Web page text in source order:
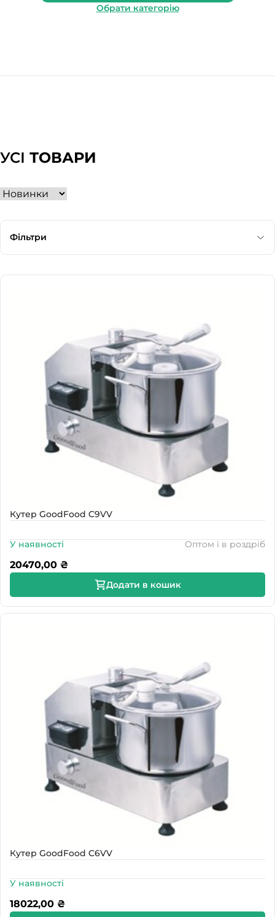
Обрати категорію
УСІ ТОВАРИ
Фільтри
В наявності
Кутер GoodFood C9VV
У наявності Оптом і в роздріб
20470,00 ₴
Додати в кошик
Кутер GoodFood C6VV
У наявності
18022,00 ₴